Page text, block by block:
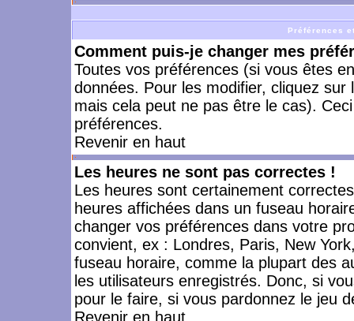
Préférences
Comment puis-je changer mes
Toutes vos préférences (si vous êtes
données. Pour les modifier, cliquez sur
mais cela peut ne pas être le cas).
préférences.
Revenir en haut
Les heures ne sont pas correctes !
Les heures sont certainement
heures affichées dans un fuseau
changer vos préférences dans votre
convient, ex : Londres, Paris, New
fuseau horaire, comme la plupart des
les utilisateurs enregistrés. Donc, si
pour le faire, si vous pardonnez le jeu
Revenir en haut